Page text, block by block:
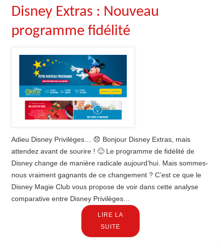
Disney Extras : Nouveau
programme fidélité
Adieu Disney Privilèges… 😞 Bonjour Disney Extras, mais
attendez avant de sourire ! 🙂 Le programme de fidélité de
Disney change de manière radicale aujourd’hui. Mais sommes-
nous vraiment gagnants de ce changement ? C’est ce que le
Disney Magie Club vous propose de voir dans cette analyse
comparative entre Disney Privilèges…
LIRE LA
SUITE